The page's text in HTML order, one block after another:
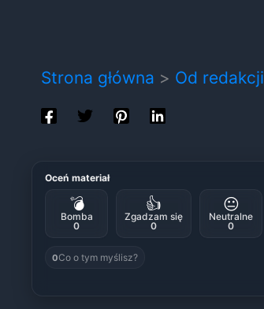
Strona główna Od redakcji
Oceń materiał
💣
Bomba
0
👍
Zgadzam się
0
😐
Neutralne
0
0Co o tym myślisz?